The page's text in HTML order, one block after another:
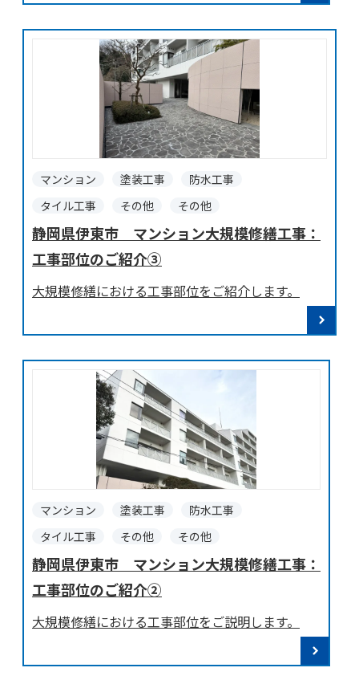
マンション 塗装工事
防水工事
タイル工事
その他 その他
静岡県伊東市 マンション大規模修繕工事：
工事部位のご紹介③
大規模修繕における工事部位をご紹介します。
マンション 塗装工事
防水工事
タイル工事
その他 その他
静岡県伊東市 マンション大規模修繕工事：
工事部位のご紹介②
大規模修繕における工事部位をご説明します。